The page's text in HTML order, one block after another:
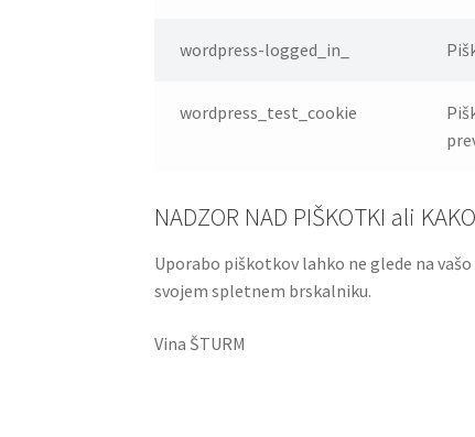
wordpress-logged_in_
wordpress_test_cookie
NADZOR NAD PIŠKOTKI ali
Uporabo piškotkov lahko ne glede na
svojem spletnem brskalniku.
Vina ŠTURM